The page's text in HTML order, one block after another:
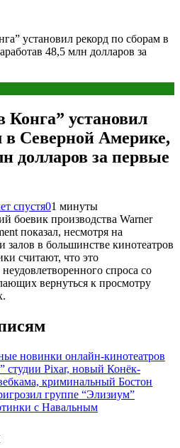
установил рекорд по сборам в
48,5 млн долларов за
Конга” установил
в Северной Америке,
долларов за первые
спустя01 минуты
боевик производства Warner
показал, несмотря на
залов в большинстве кинотеатров
считают, что это
спроса со
вернуться к просмотру
новинки онлайн-кинотеатров
студии Pixar, новый Конёк-
криминальный Бостон
группе “Элизиум”
с Навальным